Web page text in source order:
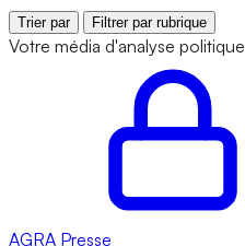
Trier par Filtrer par rubrique
Votre média d'analyse
AGRA Presse